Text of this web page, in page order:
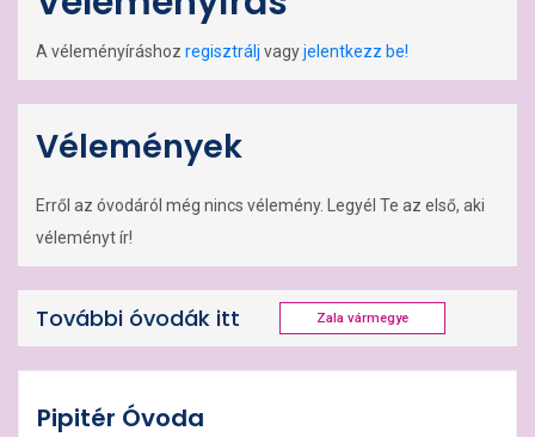
A véleményíráshoz regisztrálj vagyjelentkezz be!
Vélemények
Erről az óvodáról még nincs vélemény. Legyél Te az első, aki
véleményt ír!
További óvodák itt Zala vármegye
Pipitér Óvoda